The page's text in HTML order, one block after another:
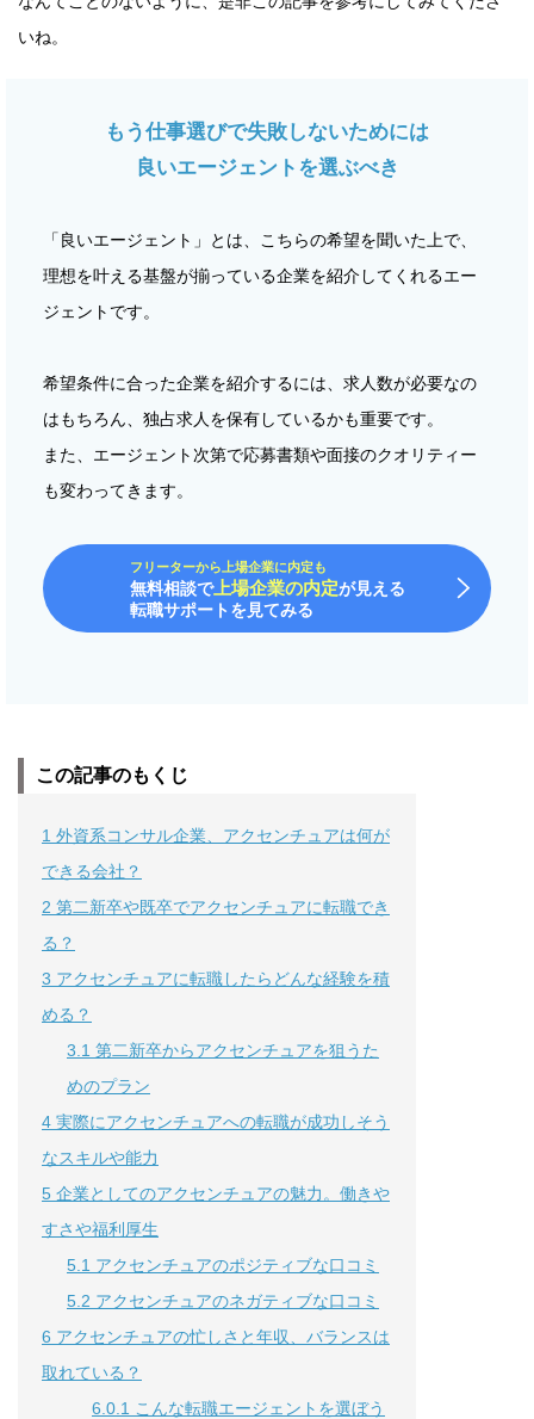
いね。
もう仕事選びで失敗しないためには
良いエージェントを選ぶべき
「良いエージェント」とは、こちらの希望を聞いた上で、
理想を叶える基盤が揃っている企業を紹介してくれるエー
ジェントです。
希望条件に合った企業を紹介するには、求人数が必要なの
はもちろん、独占求人を保有しているかも重要です。
また、エージェント次第で応募書類や面接のクオリティー
も変わってきます。
フリーターから上場企業に内定も
無料相談で上場企業の内定が見える
転職サポートを見てみる
この記事のもくじ
1 外資系コンサル企業、アクセンチュアは何が
できる会社？
2 第二新卒や既卒でアクセンチュアに転職でき
る？
3 アクセンチュアに転職したらどんな経験を積
める？
3.1 第二新卒からアクセンチュアを狙うた
めのプラン
4 実際にアクセンチュアへの転職が成功しそう
なスキルや能力
5 企業としてのアクセンチュアの魅力。働きや
すさや福利厚生
5.1 アクセンチュアのポジティブな口コミ
5.2 アクセンチュアのネガティブな口コミ
6 アクセンチュアの忙しさと年収、バランスは
取れている？
6.0.1 こんな転職エージェントを選ぼう